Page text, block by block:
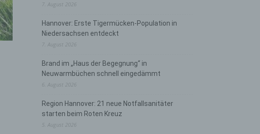
7. August 2026
Hannover: Erste Tigermücken-Population in
Niedersachsen entdeckt
7. August 2026
Brand im „Haus der Begegnung“ in
Neuwarmbüchen schnell eingedämmt
6. August 2026
Region Hannover: 21 neue Notfallsanitäter
starten beim Roten Kreuz
5. August 2026